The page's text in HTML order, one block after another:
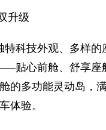
升级
科技外观、多样
贴心前舱、舒享座
的多功能灵动岛，
体验。